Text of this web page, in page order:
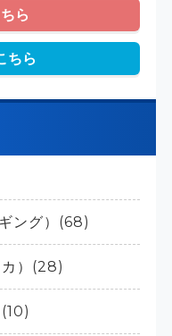
ら
ちら
ング）(68)
カ）(28)